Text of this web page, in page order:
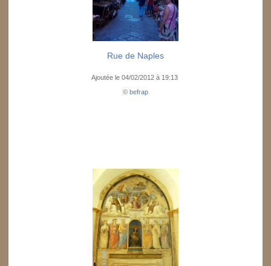
Rue de Naples
Ajoutée le 04/02/2012 à 19:13
© befrap